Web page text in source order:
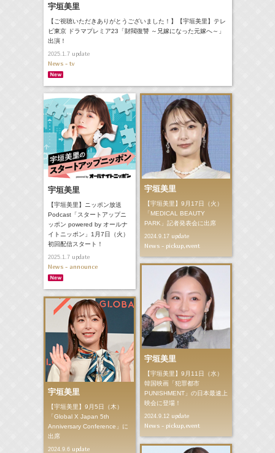
宇垣美里
【ご視聴いただきありがとうございました！】【宇垣美里】テレ
ビ東京 ドラマプレミア23「財閥復讐 ～兄嫁になった元嫁へ～」
出演！
2025.1.7update
News - tv
宇垣美里
【宇垣美里】ニッポン放送
Podcast「スタートアップニ
ッポン powered by オールナ
イトニッポン」1月7日（火）
初回配信スタート！
2025.1.7update
News - announce
宇垣美里
【宇垣美里】9月17日（火）
「MEDICAL BEAUTY
PARK」記者発表会に出席
2024.9.17update
News - pickup,event
宇垣美里
【宇垣美里】9月11日（水）
韓国映画「犯罪都市
PUNISHMENT」の日本最速上
映会に登場！
2024.9.12update
News - pickup,event
宇垣美里
【宇垣美里】9月5日（木）
「Global X Japan 5th
Anniversary Conference」に
出席
2024.9.6update